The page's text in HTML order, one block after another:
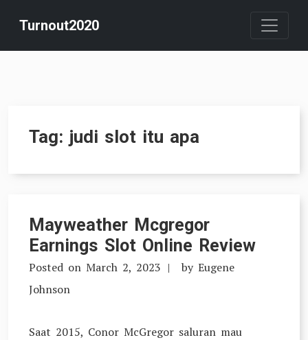
content
Turnout2020
Tag: judi slot itu apa
Mayweather Mcgregor
Earnings Slot Online Review
Posted on March 2, 2023 by Eugene
Johnson
Saat 2015, Conor McGregor saluran mau